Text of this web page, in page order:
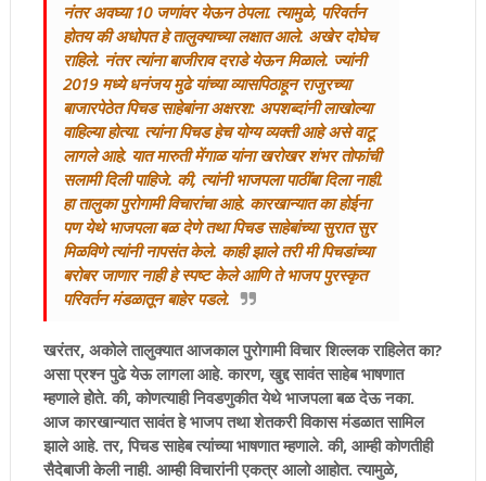
नंतर अवघ्या 10 जणांवर येऊन ठेपला. त्यामुळे, परिवर्तन
होतय की अधोपत हे तालुक्याच्या लक्षात आले. अखेर दोघेच
राहिले. नंतर त्यांना बाजीराव दराडे येऊन मिळाले. ज्यांनी
2019 मध्ये धनंजय मुढे यांच्या व्यासपिठाहून राजुरच्या
बाजारपेठेत पिचड साहेबांना अक्षरश: अपशब्दांनी लाखोल्या
वाहिल्या होत्या. त्यांना पिचड हेच योग्य व्यक्ती आहे असे वाटू
लागले आहे. यात मारुती मेंगाळ यांना खरोखर शंभर तोफांची
सलामी दिली पाहिजे. की, त्यांनी भाजपला पाठींबा दिला नाही.
हा तालुका पुरोगामी विचारांचा आहे. कारखान्यात का होईना
पण येथे भाजपला बळ देणे तथा पिचड साहेबांच्या सुरात सुर
मिळविणे त्यांनी नापसंत केले. काही झाले तरी मी पिचडांच्या
बरोबर जाणार नाही हे स्पष्ट केले आणि ते भाजप पुरस्कृत
परिवर्तन मंडळातून बाहेर पडले.
खरंतर, अकोले तालुक्यात आजकाल पुरोगामी विचार शिल्लक राहिलेत का?
असा प्रश्न पुढे येऊ लागला आहे. कारण, खुद्द सावंत साहेब भाषणात
म्हणाले होेते. की, कोणत्याही निवडणुकीत येथे भाजपला बळ देऊ नका.
आज कारखान्यात सावंत हे भाजप तथा शेतकरी विकास मंडळात सामिल
झाले आहे. तर, पिचड साहेब त्यांच्या भाषणात म्हणाले. की, आम्ही कोणतीही
सैदेबाजी केली नाही. आम्ही विचारांनी एकत्र आलो आहोत. त्यामुळे,